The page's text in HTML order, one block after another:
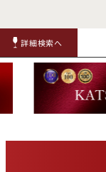
詳細検索へ
白ワイ
ン